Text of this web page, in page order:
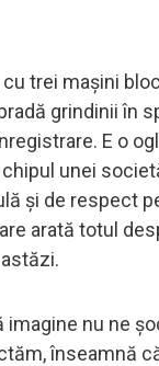
trei mașini
grindinii în
E o
unei
și de respect
arată totul
imagine nu ne
înseamnă